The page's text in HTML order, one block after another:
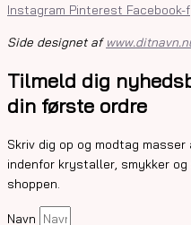
Instagram Pinterest Facebook-f
Side designet af
Tilmeld dig
din første ordre
Skriv dig op og modtag
indenfor krystaller, smykker
shoppen.
Navn